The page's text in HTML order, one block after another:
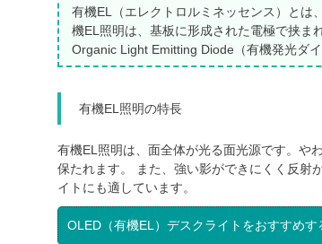
有機EL（エレクトロルミネッセンス）とは
機EL照明は、基板に形成された電極で挟ま
Organic Light Emitting Diode（有機発光ダ
有機EL照明の特長
有機EL照明は、面全体が光る面光源です。や
保たれます。 また、強い影ができにくく反射
イトにも適しています。
OLED（有機EL）デスクライトをおすすめす